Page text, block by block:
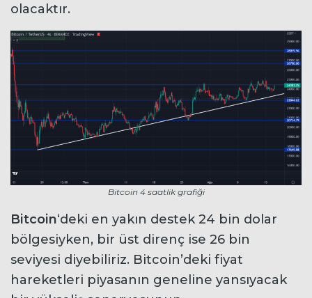
olacaktır.
Bitcoin 4 saatlik grafiği
Bitcoin‘deki en yakın destek 24 bin dolar
bölgesiyken, bir üst direnç ise 26 bin
seviyesi diyebiliriz. Bitcoin’deki fiyat
hareketleri piyasanın geneline yansıyacak